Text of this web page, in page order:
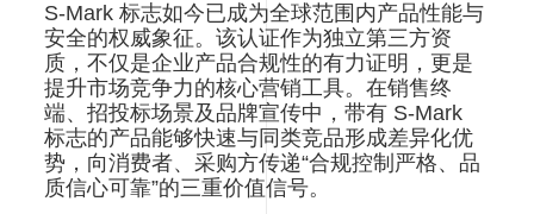
S-Mark 标志如今已成为全球范围内产品性能与
安全的权威象征。该认证作为独立第三方资
质，不仅是企业产品合规性的有力证明，更是
提升市场竞争力的核心营销工具。在销售终
端、招投标场景及品牌宣传中，带有 S-Mark
标志的产品能够快速与同类竞品形成差异化优
势，向消费者、采购方传递“合规控制严格、品
质信心可靠”的三重价值信号。